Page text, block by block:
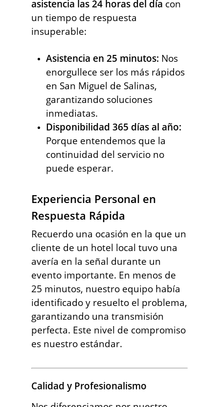
asistencia las 24 horas del día con
un tiempo de respuesta
insuperable:
Asistencia en 25 minutos: Nos
enorgullece ser los más rápidos
en San Miguel de Salinas,
garantizando soluciones
inmediatas.
Disponibilidad 365 días al año:
Porque entendemos que la
continuidad del servicio no
puede esperar.
Experiencia Personal en
Respuesta Rápida
Recuerdo una ocasión en la que un
cliente de un hotel local tuvo una
avería en la señal durante un
evento importante. En menos de
25 minutos, nuestro equipo había
identificado y resuelto el problema,
garantizando una transmisión
perfecta. Este nivel de compromiso
es nuestro estándar.
Calidad y Profesionalismo